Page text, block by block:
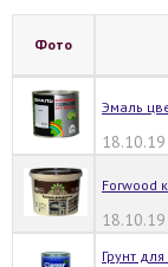
Фото
Эмаль
18.10.19
Forwood
18.10.19
Грунт